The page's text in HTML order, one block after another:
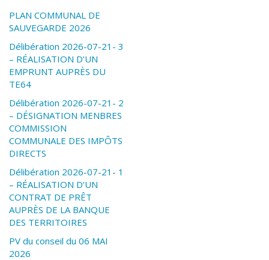
PLAN COMMUNAL DE
SAUVEGARDE 2026
Délibération 2026-07-21- 3
– RÉALISATION D’UN
EMPRUNT AUPRÈS DU
TE64
Délibération 2026-07-21- 2
– DÉSIGNATION MENBRES
COMMISSION
COMMUNALE DES IMPÔTS
DIRECTS
Délibération 2026-07-21- 1
– RÉALISATION D’UN
CONTRAT DE PRÊT
AUPRÈS DE LA BANQUE
DES TERRITOIRES
PV du conseil du 06 MAI
2026